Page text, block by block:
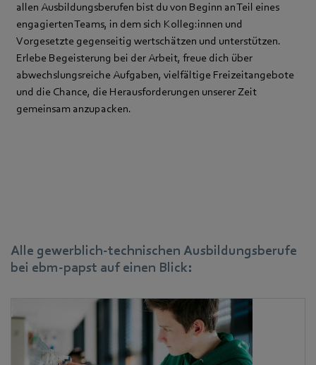
allen Ausbildungsberufen bist du von Beginn an Teil eines
engagierten Teams, in dem sich Kolleg:innen und
Vorgesetzte gegenseitig wertschätzen und unterstützen.
Erlebe Begeisterung bei der Arbeit, freue dich über
abwechslungsreiche Aufgaben, vielfältige Freizeitangebote
und die Chance, die Herausforderungen unserer Zeit
gemeinsam anzupacken.
Alle gewerblich-technischen Ausbildungsberufe
bei ebm‑papst auf einen Blick: